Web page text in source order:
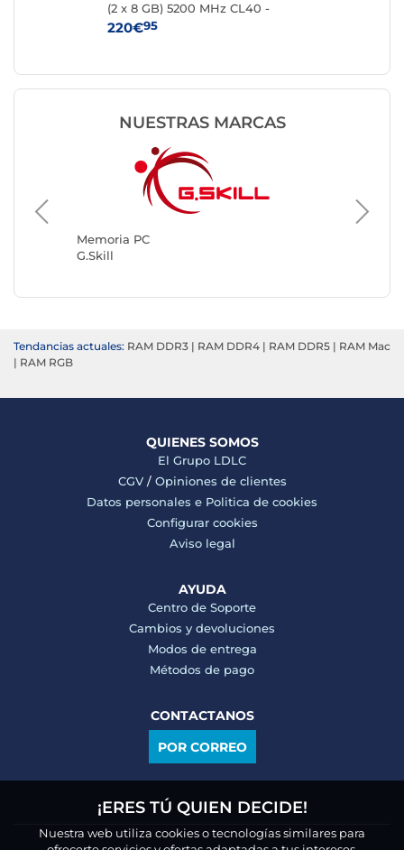
(2 x 8 GB) 5200 MHz CL40 -
Negro
220€95
NUESTRAS MARCAS
Memoria PC
G.Skill
Tendancias actuales: RAM DDR3 | RAM DDR4 | RAM DDR5 | RAM Mac
| RAM RGB
QUIENES SOMOS
El Grupo LDLC
CGV/ Opiniones de clientes
Datos personales e Politica de cookies
Configurar cookies
Aviso legal
AYUDA
Centro de Soporte
Cambios y devoluciones
Modos de entrega
Métodos de pago
CONTACTANOS
POR CORREO
¡ERES TÚ QUIEN DECIDE!
Nuestra web utiliza cookies o tecnologías similares para